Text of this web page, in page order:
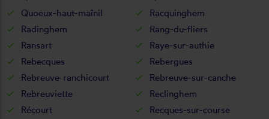
Quoeux-haut-maînil
Racquinghem
Radinghem
Rang-du-fliers
Ransart
Raye-sur-authie
Rebecques
Rebergues
Rebreuve-ranchicourt
Rebreuve-sur-canche
Rebreuviette
Reclinghem
Récourt
Recques-sur-course